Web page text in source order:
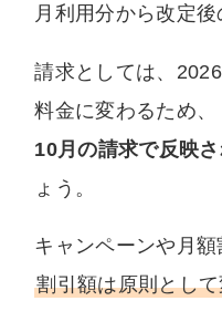
月利用分から改定後
請求としては、
料金に変わるため、
10月の請求で反映さ
ょう。
キャンペーンや月額
割引額は原則とし